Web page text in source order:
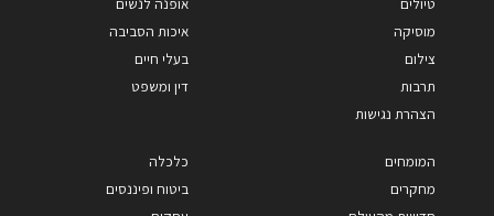
מוסיקה
צילום
תרבות
הצהרת נגישות
איכות הסביבה
בעלי חיים
דין ומשפט
המומחים
מחקרים
כלכלה
ביטוח ופיננסים